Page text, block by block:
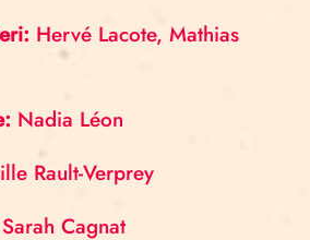
Hervé Lacote, Mathias
Nadia Léon
Rault-Verprey
Sarah Cagnat